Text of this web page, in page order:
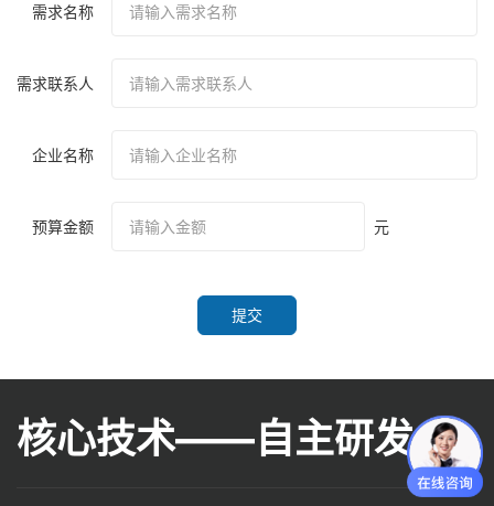
需求名称
需求联系人
企业名称
预算金额 元
提交
核心技术——自主研发